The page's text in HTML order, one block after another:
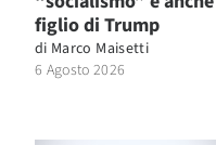
figlio di Trump
di Marco Maisetti
6 Agosto 2026